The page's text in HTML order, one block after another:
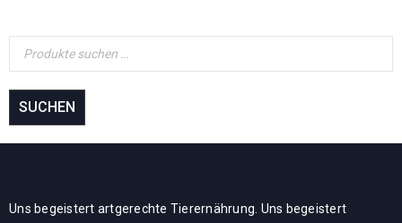
SUCHEN
Uns begeistert artgerechte Tierernährung. Uns begeistert